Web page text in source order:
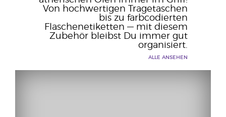
Von hochwertigen Tragetaschen
bis zu farbcodierten
Flaschenetiketten — mit diesem
Zubehör bleibst Du immer gut
organisiert.
ALLE ANSEHEN